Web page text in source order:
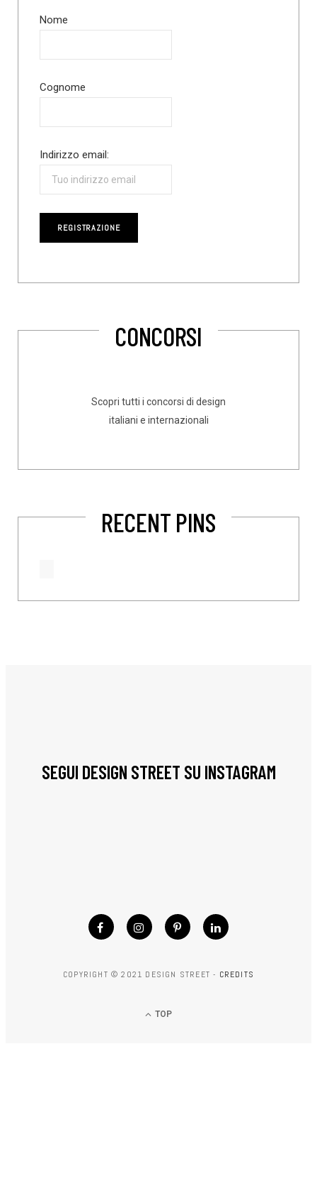
Nome
Cognome
Indirizzo email:
CONCORSI
Scopri tutti i concorsi di design
italiani e internazionali
RECENT PINS
SEGUI DESIGN STREET SU INSTAGRAM
COPYRIGHT © 2021 DESIGN STREET - CREDITS
TOP